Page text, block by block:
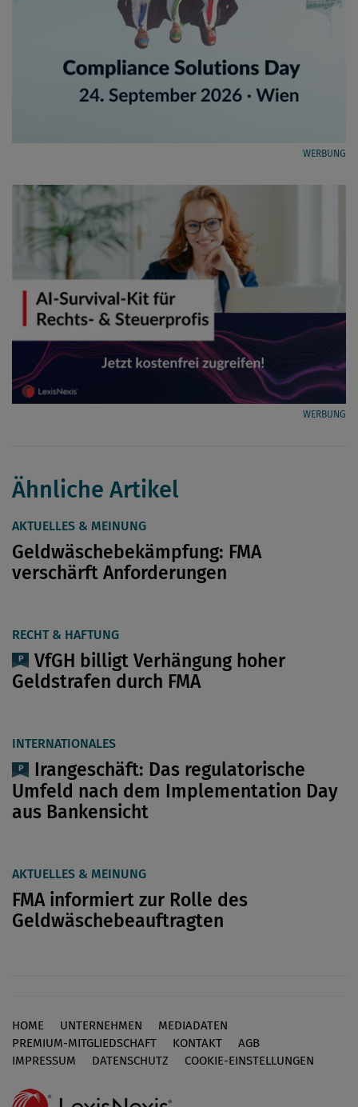
WERBUNG
WERBUNG
Ähnliche Artikel
AKTUELLES & MEINUNG
Geldwäschebekämpfung: FMA
verschärft Anforderungen
RECHT & HAFTUNG
VfGH billigt Verhängung hoher
Geldstrafen durch FMA
INTERNATIONALES
Irangeschäft: Das regulatorische
Umfeld nach dem Implementation Day
aus Bankensicht
AKTUELLES & MEINUNG
FMA informiert zur Rolle des
Geldwäschebeauftragten
Footer
HOME UNTERNEHMEN
MEDIADATEN
PREMIUM-MITGLIEDSCHAFT
KONTAKT
AGB
IMPRESSUM
DATENSCHUTZ COOKIE-EINSTELLUNGEN